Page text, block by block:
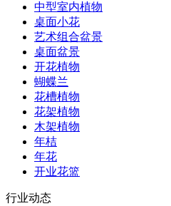
中型室内植物
桌面小花
艺术组合盆景
桌面盆景
开花植物
蝴蝶兰
花槽植物
花架植物
木架植物
年桔
年花
开业花篮
行业动态